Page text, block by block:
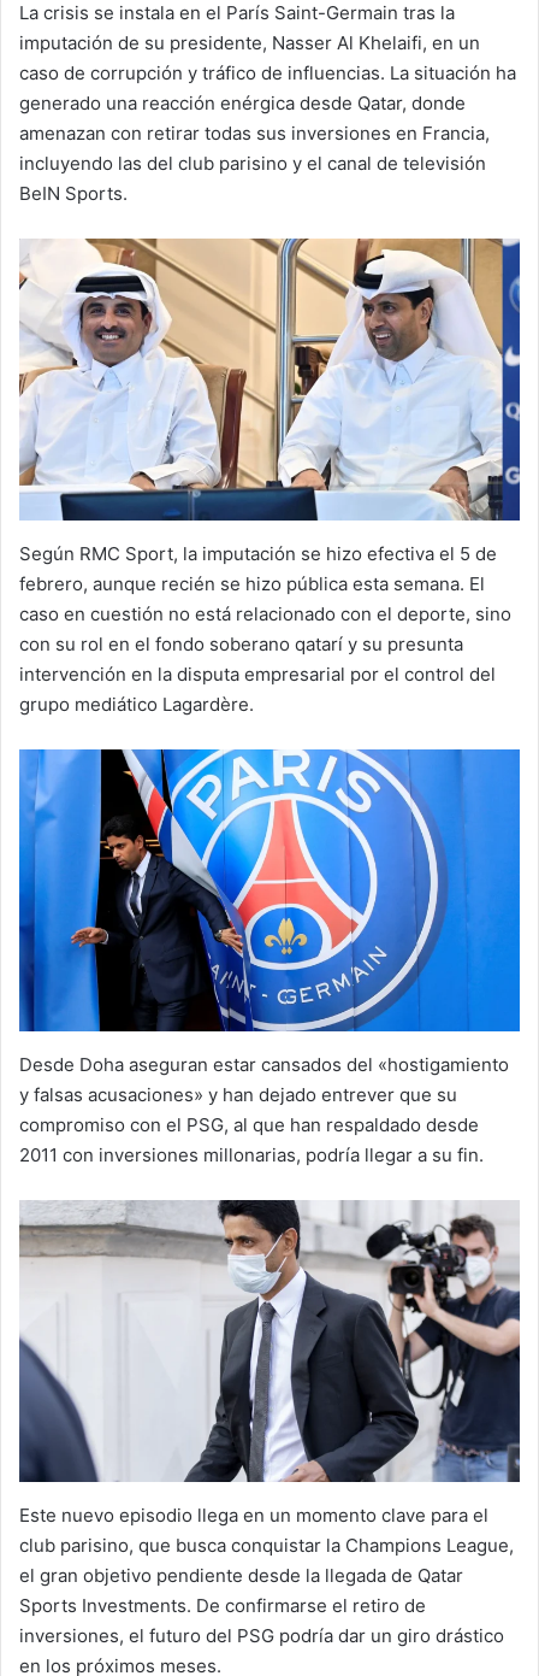
La crisis se instala en el París Saint-Germain tras la
imputación de su presidente, Nasser Al Khelaifi, en un
caso de corrupción y tráfico de influencias. La situación ha
generado una reacción enérgica desde Qatar, donde
amenazan con retirar todas sus inversiones en Francia,
incluyendo las del club parisino y el canal de televisión
BeIN Sports.
Según RMC Sport, la imputación se hizo efectiva el 5 de
febrero, aunque recién se hizo pública esta semana. El
caso en cuestión no está relacionado con el deporte, sino
con su rol en el fondo soberano qatarí y su presunta
intervención en la disputa empresarial por el control del
grupo mediático Lagardère.
Desde Doha aseguran estar cansados del «hostigamiento
y falsas acusaciones» y han dejado entrever que su
compromiso con el PSG, al que han respaldado desde
2011 con inversiones millonarias, podría llegar a su fin.
Este nuevo episodio llega en un momento clave para el
club parisino, que busca conquistar la Champions League,
el gran objetivo pendiente desde la llegada de Qatar
Sports Investments. De confirmarse el retiro de
inversiones, el futuro del PSG podría dar un giro drástico
en los próximos meses.